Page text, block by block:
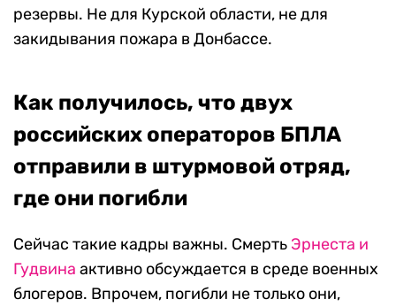
резервы. Не для Курской области, не для
закидывания пожара в Донбассе.
Как получилось, что двух
российских операторов БПЛА
отправили в штурмовой отряд,
где они погибли
Сейчас такие кадры важны. Смерть Эрнеста и
Гудвина активно обсуждается в среде военных
блогеров. Впрочем, погибли не только они,